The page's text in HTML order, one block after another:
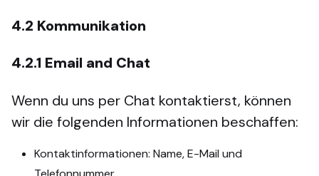
4.2 Kommunikation
4.2.1 Email and Chat
Wenn du uns per Chat kontaktierst, können
wir die folgenden Informationen beschaffen:
Kontaktinformationen: Name, E-Mail und